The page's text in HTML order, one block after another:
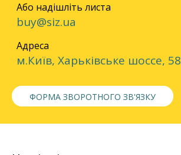
Або надішліть листа
buy@siz.ua
Адреса
м.Київ, Харьківське шоссе, 58
ФОРМА ЗВОРОТНОГО ЗВ'ЯЗКУ